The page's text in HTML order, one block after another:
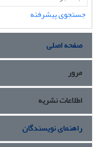
جستجوی پیشرفته
صفحه اصلی
مرور
اطلاعات نشریه
راهنمای نویسندگان